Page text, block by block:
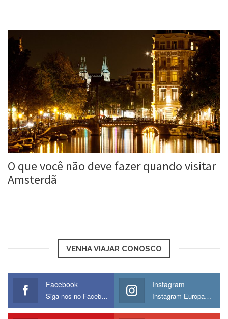
O que você não deve fazer quando visitar
Amsterdã
VENHA VIAJAR CONOSCO
Facebook
Siga-nos no Facebook
Instagram
Instagram Europamos